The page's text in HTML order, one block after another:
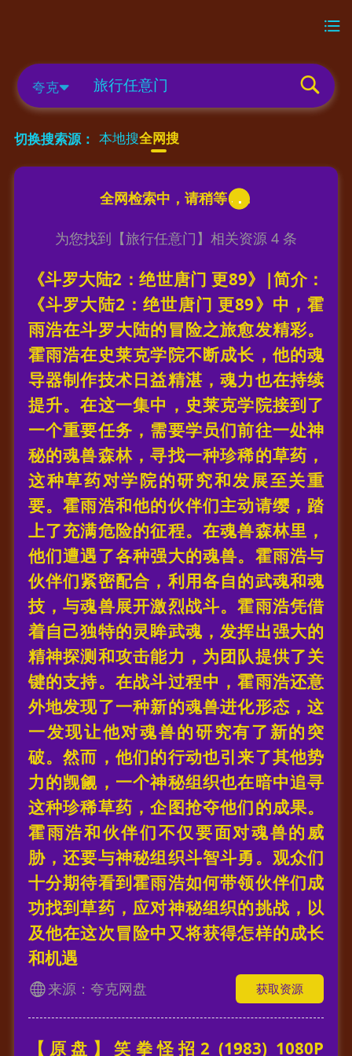
夸克
切换搜索源： 本地搜全网搜
为您找到【旅行任意门】相关资源 4 条
《斗罗大陆2：绝世唐门 更89》|简介：
《斗罗大陆2：绝世唐门 更89》中，霍
雨浩在斗罗大陆的冒险之旅愈发精彩。
霍雨浩在史莱克学院不断成长，他的魂
导器制作技术日益精湛，魂力也在持续
提升。在这一集中，史莱克学院接到了
一个重要任务，需要学员们前往一处神
秘的魂兽森林，寻找一种珍稀的草药，
这种草药对学院的研究和发展至关重
要。霍雨浩和他的伙伴们主动请缨，踏
上了充满危险的征程。在魂兽森林里，
他们遭遇了各种强大的魂兽。霍雨浩与
伙伴们紧密配合，利用各自的武魂和魂
技，与魂兽展开激烈战斗。霍雨浩凭借
着自己独特的灵眸武魂，发挥出强大的
精神探测和攻击能力，为团队提供了关
键的支持。在战斗过程中，霍雨浩还意
外地发现了一种新的魂兽进化形态，这
一发现让他对魂兽的研究有了新的突
破。然而，他们的行动也引来了其他势
力的觊觎，一个神秘组织也在暗中追寻
这种珍稀草药，企图抢夺他们的成果。
霍雨浩和伙伴们不仅要面对魂兽的威
胁，还要与神秘组织斗智斗勇。观众们
十分期待看到霍雨浩如何带领伙伴们成
功找到草药，应对神秘组织的挑战，以
及他在这次冒险中又将获得怎样的成长
和机遇
来源：夸克网盘 获取资源
【原盘】笑拳怪招2 (1983) 1080P